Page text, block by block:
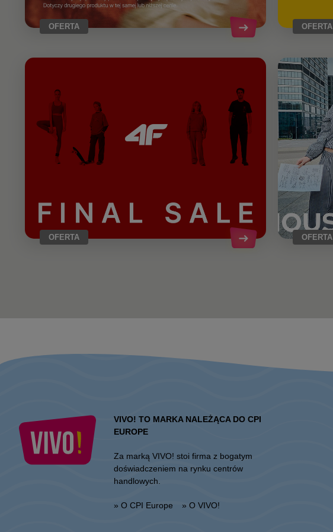
OFERTA OFERTA
OFERTA OFERTA
VIVO! TO MARKA NALEŻĄCA DO CPI
EUROPE
Za marką VIVO! stoi firma z bogatym
doświadczeniem na rynku centrów
handlowych.
» O CPI Europe » O VIVO!